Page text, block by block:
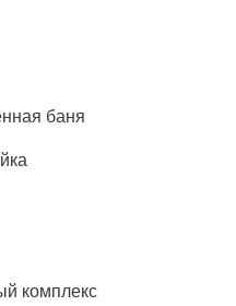
баня
комплекс